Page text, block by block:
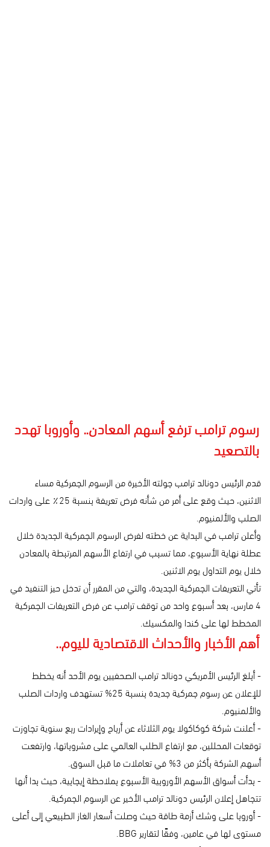
رسوم ترامب ترفع أسهم المعادن.. وأوروبا تهدد
بالتصعيد
قدم الرئيس دونالد ترامب جولته الأخيرة من الرسوم الجمركية مساء
الاثنين، حيث وقع على أمر من شأنه فرض تعريفة بنسبة 25٪ على واردات
الصلب والألمنيوم.
وأعلن ترامب في البداية عن خطته لفرض الرسوم الجمركية الجديدة خلال
عطلة نهاية الأسبوع، مما تسبب في ارتفاع الأسهم المرتبطة بالمعادن
خلال يوم التداول يوم الاثنين.
تأتي التعريفات الجمركية الجديدة، والتي من المقرر أن تدخل حيز التنفيذ في
4 مارس، بعد أسبوع واحد من توقف ترامب عن فرض التعريفات الجمركية
المخطط لها على كندا والمكسيك.
أهم الأخبار والأحداث الاقتصادية لليوم..
- أبلغ الرئيس الأمريكي دونالد ترامب الصحفيين يوم الأحد أنه يخطط
للإعلان عن رسوم جمركية جديدة بنسبة 25% تستهدف واردات الصلب
والألمنيوم.
- أعلنت شركة كوكاكولا يوم الثلاثاء عن أرباح وإيرادات ربع سنوية تجاوزت
توقعات المحللين، مع ارتفاع الطلب العالمي على مشروباتها، وارتفعت
أسهم الشركة بأكثر من 3% في تعاملات ما قبل السوق.
- بدأت أسواق الأسهم الأوروبية الأسبوع بملاحظة إيجابية، حيث بدا أنها
تتجاهل إعلان الرئيس دونالد ترامب الأخير عن الرسوم الجمركية.
- أوروبا على وشك أزمة طاقة حيث وصلت أسعار الغاز الطبيعي إلى أعلى
مستوى لها في عامين، وفقًا لتقارير BBG.